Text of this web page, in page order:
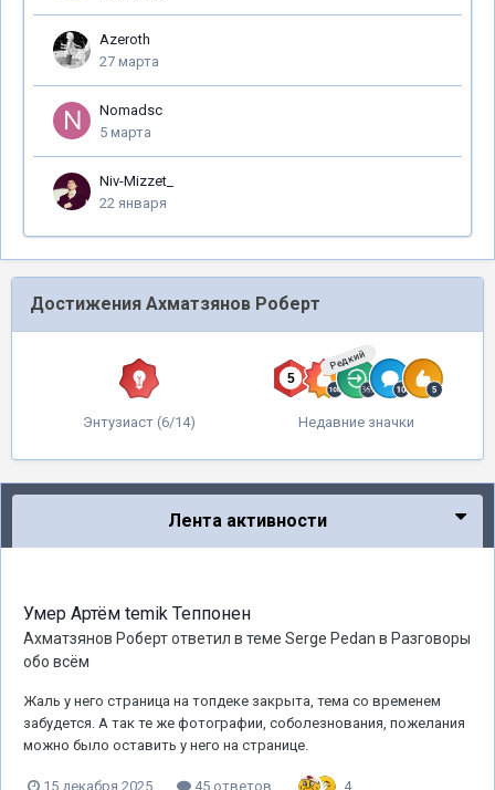
Azeroth
27 марта
Nomadsc
5 марта
Niv-Mizzet_
22 января
Достижения Ахматзянов Роберт
Энтузиаст (6/14)
Редкий
Недавние значки
Лента активности
Умер Артём temik Теппонен
Ахматзянов Робертответил в теме Serge Pedan в Разговоры
обо всём
Жаль у него страница на топдеке закрыта, тема со временем
забудется. А так те же фотографии, соболезнования, пожелания
можно было оставить у него на странице.
15 декабря 2025 45 ответов 4